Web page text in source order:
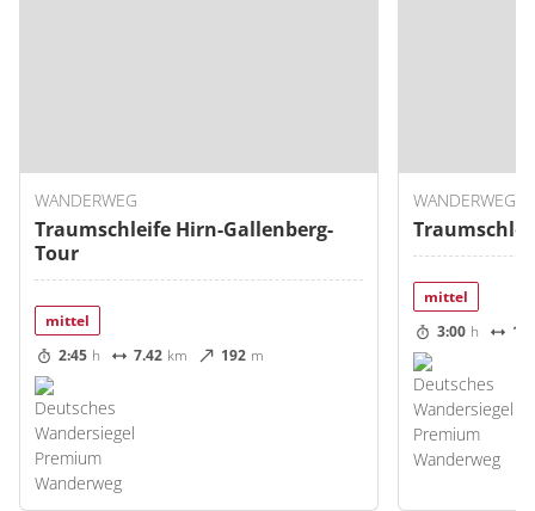
WANDERWEG
Traumschleife Hirn-Gallenberg-
Tour
mittel
2:45 h 7.42 km 192 m
WANDERWEG
mittel
3:00 h